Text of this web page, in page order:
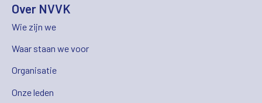
Over NVVK
Wie zijn we
Waar staan we voor
Organisatie
Onze leden